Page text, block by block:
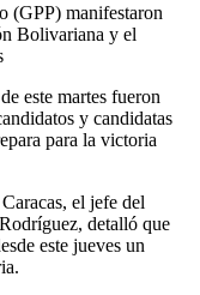
(GPP) manifestaron
Bolivariana y el
este martes fueron
y candidatas
para la victoria
el jefe del
detalló que
este jueves un